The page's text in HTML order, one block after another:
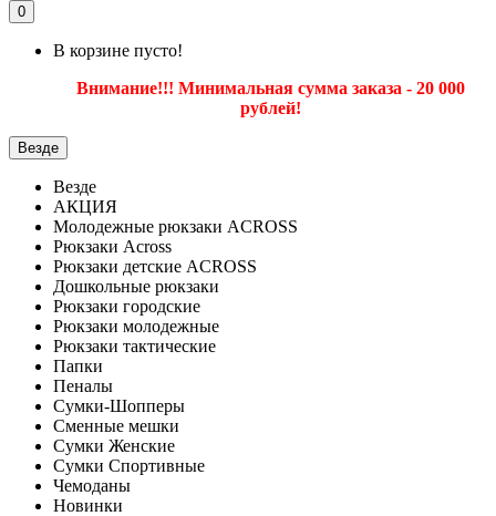
0
В корзине пусто!
Внимание!!! Минимальная сумма заказа - 20 000
рублей!
Везде
Везде
АКЦИЯ
Молодежные рюкзаки ACROSS
Рюкзаки Across
Рюкзаки детские ACROSS
Дошкольные рюкзаки
Рюкзаки городские
Рюкзаки молодежные
Рюкзаки тактические
Папки
Пеналы
Сумки-Шопперы
Сменные мешки
Сумки Женские
Сумки Спортивные
Чемоданы
Новинки